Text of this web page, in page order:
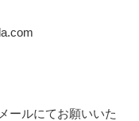
ールにてお願いいた